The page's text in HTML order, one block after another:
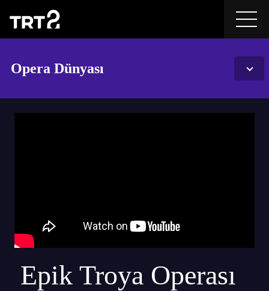
Opera Dünyası
Epik Troya Operası